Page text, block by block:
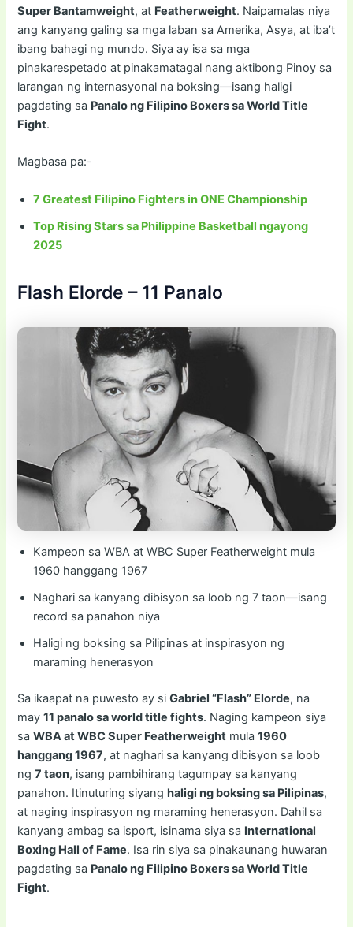
Super Bantamweight, at Featherweight. Naipamalas niya
ang kanyang galing sa mga laban sa Amerika, Asya, at iba’t
ibang bahagi ng mundo. Siya ay isa sa mga
pinakarespetado at pinakamatagal nang aktibong Pinoy sa
larangan ng internasyonal na boksing—isang haligi
pagdating sa Panalo ng Filipino Boxers sa World Title
Fight.
Magbasa pa:-
7 Greatest Filipino Fighters in ONE Championship
Top Rising Stars sa Philippine Basketball ngayong
2025
Flash Elorde – 11 Panalo
Kampeon sa WBA at WBC Super Featherweight mula
1960 hanggang 1967
Naghari sa kanyang dibisyon sa loob ng 7 taon—isang
record sa panahon niya
Haligi ng boksing sa Pilipinas at inspirasyon ng
maraming henerasyon
Sa ikaapat na puwesto ay siGabriel “Flash” Elorde, na
may11 panalo sa world title fights. Naging kampeon siya
saWBA at WBC Super Featherweight mula1960
hanggang 1967, at naghari sa kanyang dibisyon sa loob
ng7 taon, isang pambihirang tagumpay sa kanyang
panahon. Itinuturing siyanghaligi ng boksing sa Pilipinas,
at naging inspirasyon ng maraming henerasyon. Dahil sa
kanyang ambag sa isport, isinama siya sa International
Boxing Hall of Fame. Isa rin siya sa pinakaunang huwaran
pagdating sa Panalo ng Filipino Boxers sa World Title
Fight.